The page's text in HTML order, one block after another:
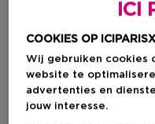
Kies je formaat
100 ML
ICI
COOKIES OP
Wij gebruiken cookies
website te
advertenties en
jouw interesse.